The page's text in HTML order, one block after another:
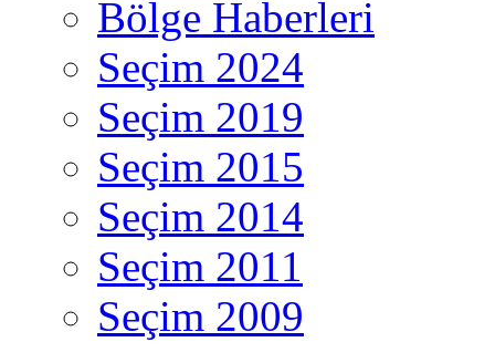
Bölge Haberleri
Seçim 2024
Seçim 2019
Seçim 2015
Seçim 2014
Seçim 2011
Seçim 2009